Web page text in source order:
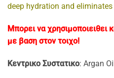
deep hydration and
Μπορει να χρησιμοποιειθει
με βαση στον τοιχο!
Κεντρικο Συστατικο: Argan